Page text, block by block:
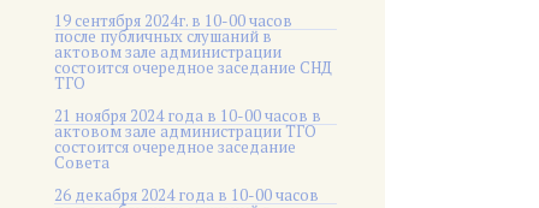
19 сентября 2024г. в 10-00 часов
после публичных слушаний в
актовом зале администрации
состоится очередное заседание СНД
ТГО
21 ноября 2024 года в 10-00 часов в
актовом зале администрации ТГО
состоится очередное заседание
Совета
26 декабря 2024 года в 10-00 часов